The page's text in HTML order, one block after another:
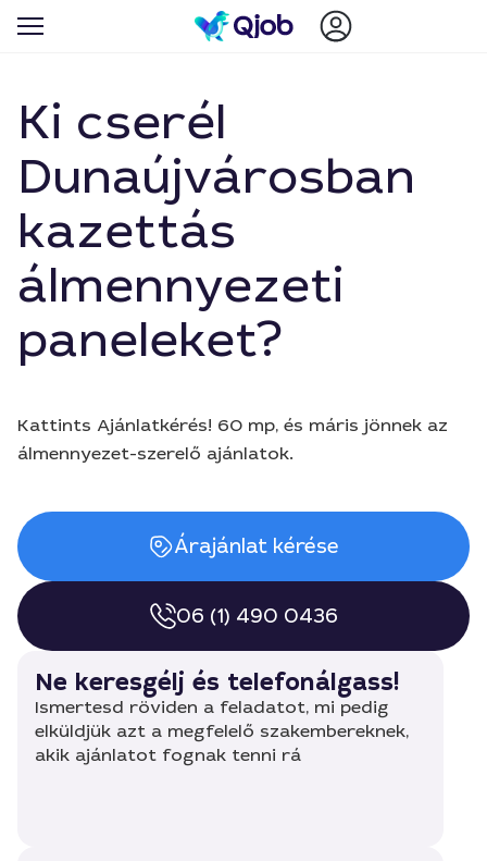
Ki cserél
Dunaújvárosban
kazettás
álmennyezeti
paneleket?
Kattints Ajánlatkérés! 60 mp, és máris jönnek az
álmennyezet-szerelő ajánlatok.
Árajánlat kérése
06 (1) 490 0436
Ne keresgélj és telefonálgass!
Ismertesd röviden a feladatot, mi pedig
elküldjük azt a megfelelő szakembereknek,
akik ajánlatot fognak tenni rá